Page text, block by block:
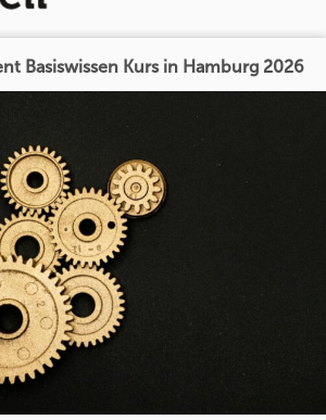
Basiswissen Kurs in Hamburg 2026